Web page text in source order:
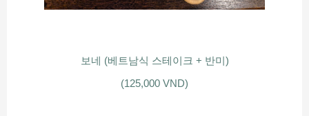
보네 (베트남식 스테이크 + 반미)
(125,000 VND)